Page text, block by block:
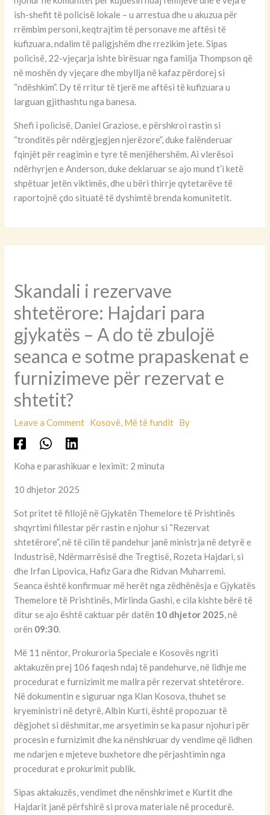
ish-shefit të policisë lokale – u arrestua dhe u akuzua për
rrëmbim personi, keqtrajtim të personave me aftësi të
kufizuara, ndalim të paligjshëm dhe rrezikim jete. Sipas
policisë, 22-vjeçarja ishte birësuar nga familja Thompson që
në moshën dy vjeçare dhe mbyllja në kafaz përdorej si
“ndëshkim”. Dy të rritur të tjerë me aftësi të kufizuara u
larguan gjithashtu nga banesa.
Shefi i policisë, Daniel Graziose, e përshkroi rastin si
“tronditës për ndërgjegjen njerëzore”, duke falënderuar
fqinjët për reagimin e tyre të menjëhershëm. Ai vlerësoi
ndërhyrjen e Anderson, duke deklaruar se ajo mund t’i ketë
shpëtuar jetën viktimës, dhe u bëri thirrje qytetarëve të
raportojnë çdo situatë të dyshimtë brenda komunitetit.
Skandali i rezervave
shtetërore: Hajdari para
gjykatës – A do të zbulojë
seanca e sotme prapaskenat e
furnizimeve për rezervat e
shtetit?
Leave a Comment Kosovë, Më të fundit By
Koha e parashikuar e leximit: 2 minuta
10 dhjetor 2025
Sot pritet të fillojë në Gjykatën Themelore të Prishtinës
shqyrtimi fillestar për rastin e njohur si “Rezervat
shtetërore”, në të cilin të pandehur janë ministrja në detyrë e
Industrisë, Ndërmarrësisë dhe Tregtisë, Rozeta Hajdari, si
dhe Irfan Lipovica, Hafiz Gara dhe Ridvan Muharremi.
Seanca është konfirmuar më herët nga zëdhënësja e Gjykatës
Themelore të Prishtinës, Mirlinda Gashi, e cila kishte bërë të
ditur se ajo është caktuar për datën 10 dhjetor 2025, në
orën 09:30.
Më 11 nëntor, Prokuroria Speciale e Kosovës ngriti
aktakuzën prej 106 faqesh ndaj të pandehurve, në lidhje me
procedurat e furnizimit me mallra për rezervat shtetërore.
Në dokumentin e siguruar nga Klan Kosova, thuhet se
kryeministri në detyrë, Albin Kurti, është propozuar të
dëgjohet si dëshmitar, me arsyetimin se ka pasur njohuri për
procesin e furnizimit dhe ka nënshkruar dy vendime që lidhen
me ndarjen e mjeteve buxhetore dhe përjashtimin nga
procedurat e prokurimit publik.
Sipas aktakuzës, vendimet dhe nënshkrimet e Kurtit dhe
Hajdarit janë përfshirë si prova materiale në procedurë.